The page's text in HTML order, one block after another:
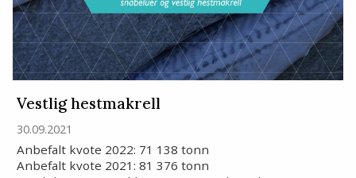
Vestlig hestmakrell
30.09.2021
Anbefalt kvote 2022: 71 138 tonn
Anbefalt kvote 2021: 81 376 tonn